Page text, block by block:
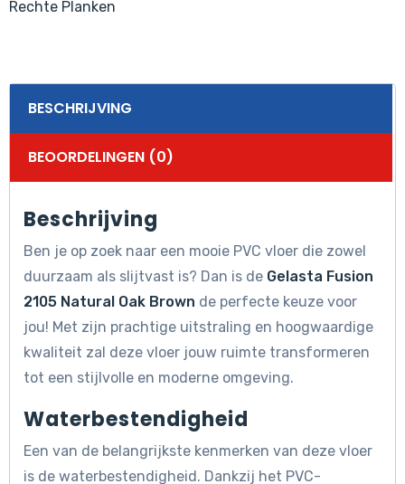
Rechte Planken
BESCHRIJVING
BEOORDELINGEN (0)
Beschrijving
Ben je op zoek naar een mooie PVC vloer die zowel
duurzaam als slijtvast is? Dan is de Gelasta Fusion
2105 Natural Oak Brown de perfecte keuze voor
jou! Met zijn prachtige uitstraling en hoogwaardige
kwaliteit zal deze vloer jouw ruimte transformeren
tot een stijlvolle en moderne omgeving.
Waterbestendigheid
Een van de belangrijkste kenmerken van deze vloer
is de waterbestendigheid. Dankzij het PVC-